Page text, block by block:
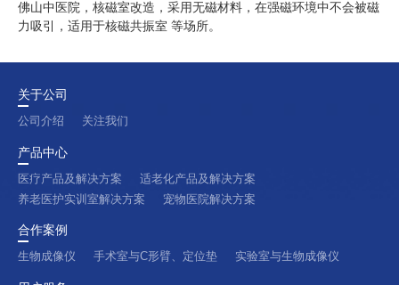
佛山中医院，核磁室改造，采用无磁材料，在强磁环境中不会被磁
力吸引，适用于核磁共振室 等场所。
关于公司
公司介绍
关注我们
产品中心
医疗产品及解决方案
适老化产品及解决方案
养老医护实训室解决方案
宠物医院解决方案
合作案例
生物成像仪
手术室与C形臂、定位垫 实验室与生物成像仪